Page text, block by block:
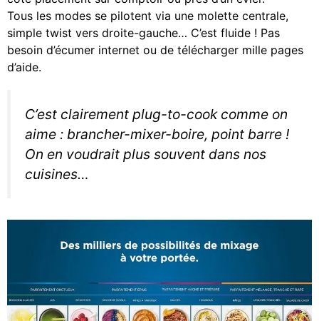
Tous les modes se pilotent via une molette centrale,
simple twist vers droite-gauche… C’est fluide ! Pas
besoin d’écumer internet ou de télécharger mille pages
d’aide.
C’est clairement plug-to-cook comme on
aime : brancher-mixer-boire, point barre !
On en voudrait plus souvent dans nos
cuisines…